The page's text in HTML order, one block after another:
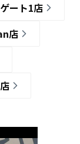
ート1店
店